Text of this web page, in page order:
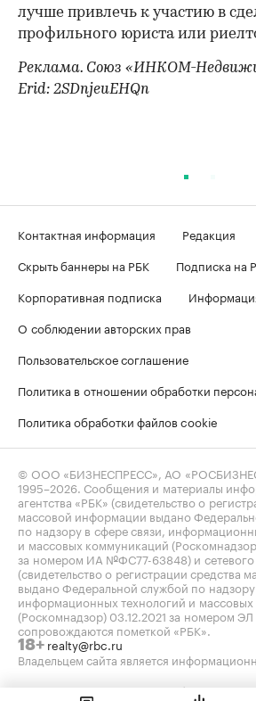
лучше привлечь к участию в
профильного юриста или
Реклама. Союз «ИНКОМ-
Erid: 2SDnjeuEHQn
Контактная информация
Редакция
Скрыть баннеры на РБК
Подписка на
Корпоративная подписка
О соблюдении авторских прав
Пользовательское соглашение
Политика в отношении обработки
Политика обработки файлов cookie
© ООО «БИЗНЕСПРЕСС», АО
1995–2026 . Сообщения и материалы
агентства «РБК» (свидетельство о
массовой информации выдано
по надзору в сфере связи,
и массовых коммуникаций
за номером ИА №ФС77-63848) и сетевого
(свидетельство о регистрации средства
выдано Федеральной службой по надзору
информационных технологий и
(Роскомнадзор) 03.12.2021 за номером
сопровождаются пометкой «РБК».
18+ realty@rbc.ru
Владельцем сайта является
Мосбиржа